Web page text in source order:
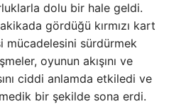
dolu bir hale geldi.
gördüğü kırmızı kart
mücadelesini sürdürmek
oyunun akışını ve
ciddi anlamda etkiledi ve
bir şekilde sona erdi.